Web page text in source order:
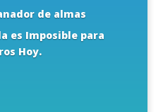
de almas
es Imposible para
Hoy.